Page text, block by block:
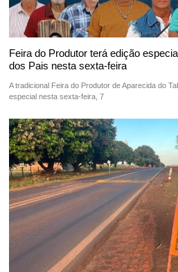
Feira do Produtor terá edição
dos Pais nesta sexta-feira
A tradicional Feira do Produtor de Aparecida do
especial nesta sexta-feira, 7